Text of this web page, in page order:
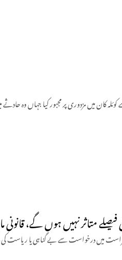
متاثر نہیں ہوں گے، قانونی
میں درخواست سے بے گناہی یا ریاست